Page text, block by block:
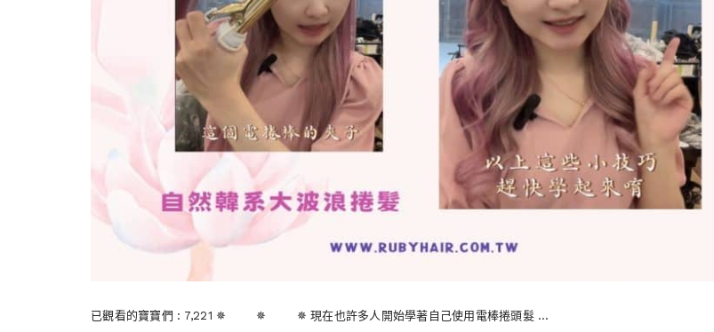
已觀看的寶寶們 : 7,221 ✵ ✵ ✵ 現在也許多人開始學著自己使用電棒捲頭髮 …